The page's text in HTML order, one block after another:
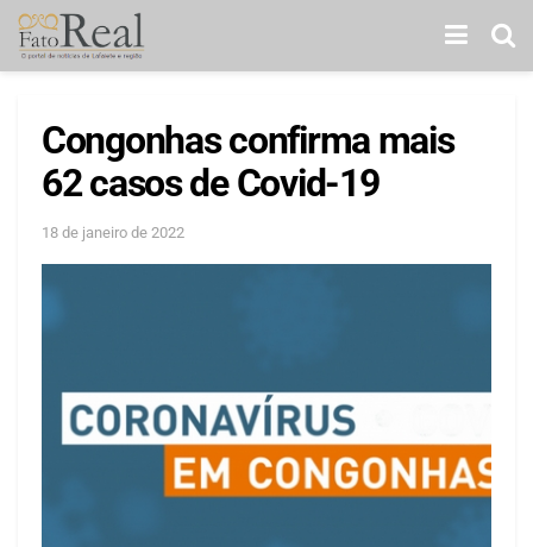
Congonhas confirma mais
62 casos de Covid-19
18 de janeiro de 2022